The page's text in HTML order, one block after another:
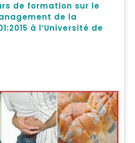
de formation sur le
de la
à l’Université de